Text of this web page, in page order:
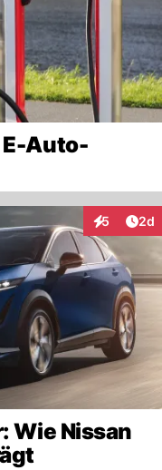
E-Auto-
5 2d
Wie Nissan